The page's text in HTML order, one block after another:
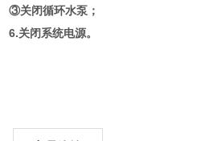
③关闭循环水泵；
6.关闭系统电源。